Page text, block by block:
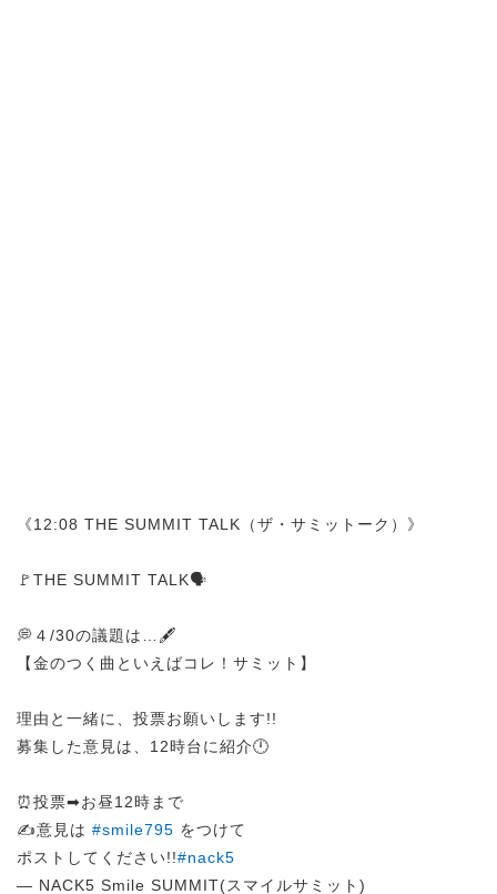
《12:08 THE SUMMIT TALK（ザ・サミットーク）》
🚩THE SUMMIT TALK🗣️
💭４/30の議題は…🖋️
【金のつく曲といえばコレ！サミット】
理由と一緒に、投票お願いします!!
募集した意見は、12時台に紹介🕛
⏰投票➡︎お昼12時まで
✍️意見は #smile795 をつけて
ポストしてください!!#nack5
— NACK5 Smile SUMMIT(スマイルサミット)